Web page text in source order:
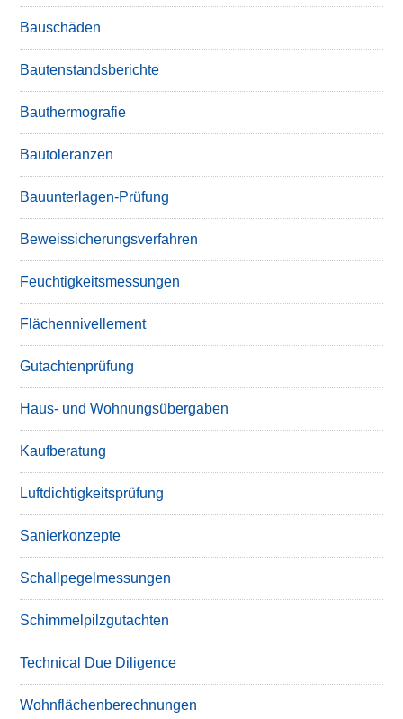
Bauschäden
Bautenstandsberichte
Bauthermografie
Bautoleranzen
Bauunterlagen-Prüfung
Beweissicherungsverfahren
Feuchtigkeitsmessungen
Flächennivellement
Gutachtenprüfung
Haus- und Wohnungsübergaben
Kaufberatung
Luftdichtigkeitsprüfung
Sanierkonzepte
Schallpegelmessungen
Schimmelpilzgutachten
Technical Due Diligence
Wohnflächenberechnungen